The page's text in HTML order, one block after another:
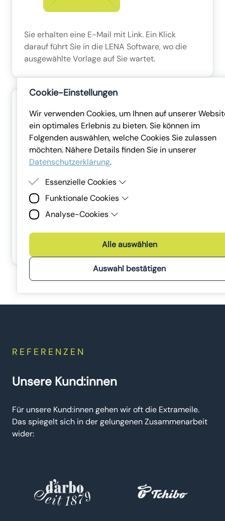
Sie erhalten eine E-Mail mit Link. Ein Klick
darauf führt Sie in die LENA Software, wo die
ausgewählte Vorlage auf Sie wartet.
Hier können Sie die Schulung bearbeiten,
ausdrucken oder weitere Vorlagen entdecken.
REFERENZEN
Unsere Kund:innen
Für unsere Kund:innen gehen wir oft die Extrameile.
Das spiegelt sich in der gelungenen Zusammenarbeit
wider:
Cookie-Einstellungen
Wir verwenden Cookies, um Ihnen auf unserer
ein optimales Erlebnis zu bieten. Sie können im
Folgenden auswählen, welche Cookies Sie zulassen
möchten. Nähere Details finden Sie in unserer
Datenschutzerklärung.
Essenzielle Cookies
Essenzielle Cookies sind Cookies, welche für die
ordnungsgemäße Funktion der Website benötigt
werden. Ohne diese Cookies kann die Website nicht
Funktionale Cookies
Funktionale Cookies erlauben es uns, Ihnen externe
bereitzustellen und Ihnen einen reibungslosen
Besuch zu ermöglichen.
Analyse-Cookies
Analyse-Cookies sind Cookies, die wir zur Analyse
Verbesserung der Webseiten der Lena Digital GmbH
Bevorzugt verwenden wir dafür Tools, die keine Daten
Alle auswählen
Auswahl bestätigen